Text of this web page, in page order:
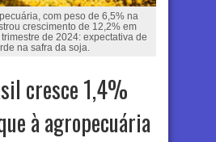
com peso de 6,5% na
crescimento de 12,2% em
de 2024: expectativa de
na safra da soja.
cresce 1,4%
à agropecuária